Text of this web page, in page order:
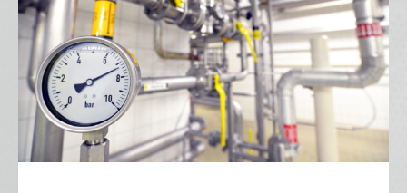
Pruebas de calidad del aire comprimido: qué
son, por qué son importantes y cómo abordarlas
con confianza